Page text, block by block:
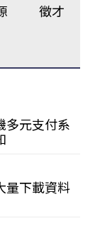
徵才
多元支付系
量下載資料